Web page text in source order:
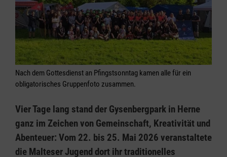
Nach dem Gottesdienst an Pfingstsonntag kamen alle für ein
obligatorisches Gruppenfoto zusammen.
Vier Tage lang stand der Gysenbergpark in Herne
ganz im Zeichen von Gemeinschaft, Kreativität und
Abenteuer: Vom 22. bis 25. Mai 2026 veranstaltete
die Malteser Jugend dort ihr traditionelles